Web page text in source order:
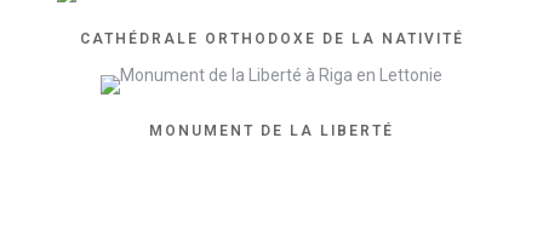
CATHÉDRALE ORTHODOXE DE LA NATIVITÉ
MONUMENT DE LA LIBERTÉ